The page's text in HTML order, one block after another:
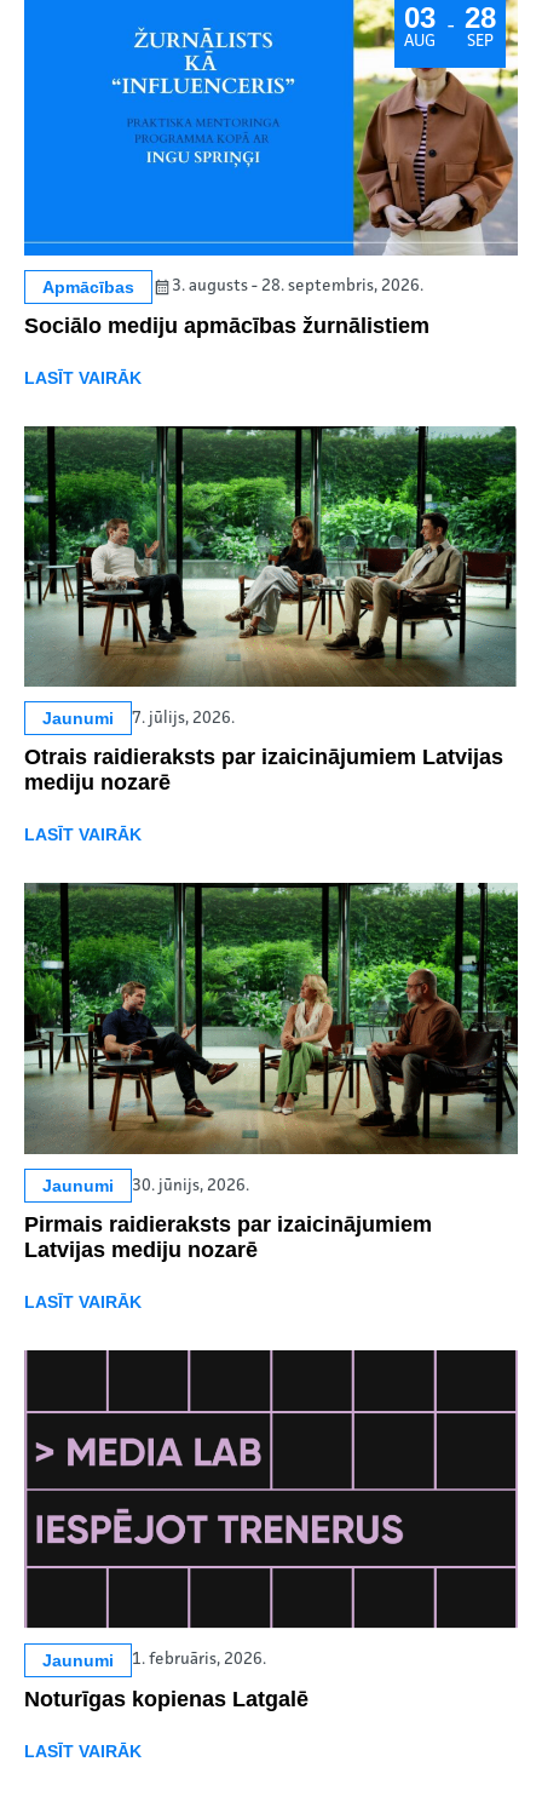
03
AUG
- 28
SEP
Apmācības 3. augusts - 28. septembris, 2026.
Sociālo mediju apmācības žurnālistiem
LASĪT VAIRĀK
Jaunumi 7. jūlijs, 2026.
Otrais raidieraksts par izaicinājumiem Latvijas
mediju nozarē
LASĪT VAIRĀK
Jaunumi 30. jūnijs, 2026.
Pirmais raidieraksts par izaicinājumiem
Latvijas mediju nozarē
LASĪT VAIRĀK
Jaunumi 1. februāris, 2026.
Noturīgas kopienas Latgalē
LASĪT VAIRĀK